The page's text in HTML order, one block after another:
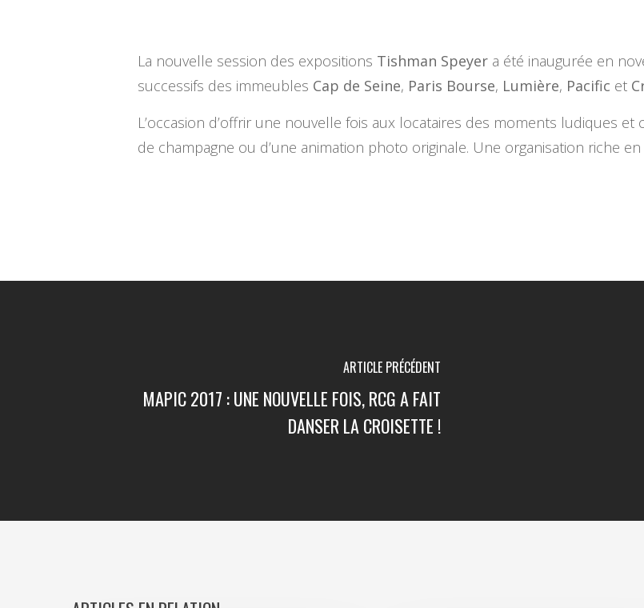
La nouvelle session des expositions Tishman Speyer a été inaugurée en
successifs des immeubles Cap de Seine, Paris Bourse, Lumière, Pacific et
L’occasion d’offrir une nouvelle fois aux locataires des moments ludiques et
de champagne ou d’une animation photo originale. Une organisation riche
ARTICLE PRÉCÉDENT
MAPIC 2017 : UNE NOUVELLE FOIS, RCG A FAIT
DANSER LA CROISETTE !